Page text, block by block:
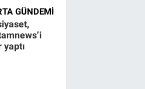
GÜNDEMI
yaptı